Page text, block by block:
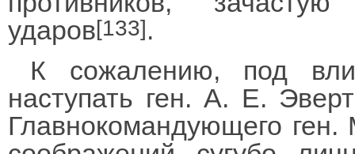
ударов[133].
К сожалению, под
наступать ген. А. Е.
Главнокомандующего